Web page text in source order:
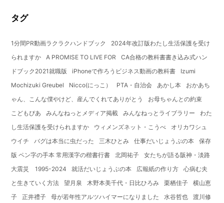
タグ
1分間PR動画ラクラクハンドブック
2024年改訂版わたし生活保護を受け
られますか
A PROMISE TO LIVE FOR
CA合格の教科書書き込み式ハン
ドブック2021就職版
iPhoneで作ろうビジネス動画の教科書
Izumi
Mochizuki Greubel
Nicco(にっこ） PTA・自治会 あかし本
おかあち
ゃん、こんな僕やけど、産んでくれてありがとう
お母ちゃんとの約束
こどもぴあ
みんなねっとメディア掲載 みんなねっとライブラリー
わた
し生活保護を受けられますか
ウィメンズネット・こうべ
オリカワシュ
ウイチ
バグは本当に虫だった 三木ひとみ 仕事だいじょうぶの本
保存
版 ペン字の手本 常用漢字の楷書行書
北岡祐子
女たちが語る阪神・淡路
大震災 1995-2024
就活だいじょうぶの本 広報紙の作り方
心病む夫
と生きていく方法
望月泉 木野本美千代・日比ひろみ 栗栖佳子
横山恵
子
正井禮子 母が若年性アルツハイマーになりました 水谷哲也
渡川修